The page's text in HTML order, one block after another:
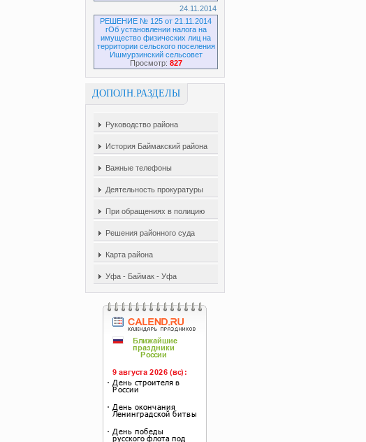
24.11.2014
РЕШЕНИЕ № 125 от 21.11.2014
гОб установлении налога на
имущество физических лиц на
территории сельского поселения
Ишмурзинский сельсовет
Просмотр: 827
ДОПОЛН.РАЗДЕЛЫ
Руководство района
История Баймакский района
Важные телефоны
Деятельность прокуратуры
При обращениях в полицию
Решения районного суда
Карта района
Уфа - Баймак - Уфа